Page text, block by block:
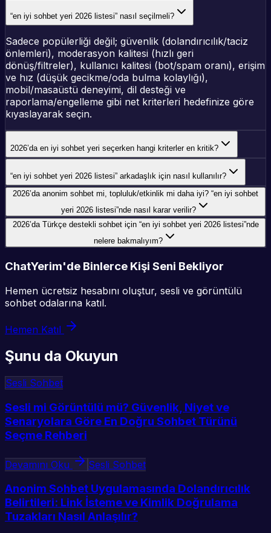
“en iyi sohbet yeri 2026 listesi” nasıl seçilmeli?
Sadece popülerliği değil; güvenlik (dolandırıcılık/taciz
önlemleri), moderasyon kalitesi (hızlı geri
dönüş/filtreler), kullanıcı kalitesi (bot/spam oranı), erişim
ve hız (düşük gecikme/oda bulma kolaylığı),
mobil/masaüstü deneyimi, dil desteği ve
raporlama/engelleme gibi net kriterleri hedefinize göre
kıyaslayarak seçin.
2026’da en iyi sohbet yeri seçerken hangi kriterler en kritik?
“en iyi sohbet yeri 2026 listesi” arkadaşlık için nasıl kullanılır?
2026’da anonim sohbet mi, topluluk/etkinlik mi daha iyi? “en iyi sohbet
yeri 2026 listesi”nde nasıl karar verilir?
2026’da Türkçe destekli sohbet için “en iyi sohbet yeri 2026 listesi”nde
nelere bakmalıyım?
ChatYerim'de Binlerce Kişi Seni Bekliyor
Hemen ücretsiz hesabını oluştur, sesli ve görüntülü
sohbet odalarına katıl.
Hemen Katıl
Şunu da Okuyun
Sesli Sohbet
Sesli mi Görüntülü mü? Güvenlik, Niyet ve
Senaryolara Göre En Doğru Sohbet Türünü
Seçme Rehberi
Devamını Oku Sesli Sohbet
Anonim Sohbet Uygulamasında Dolandırıcılık
Belirtileri: Link İsteme ve Kimlik Doğrulama
Tuzakları Nasıl Anlaşılır?